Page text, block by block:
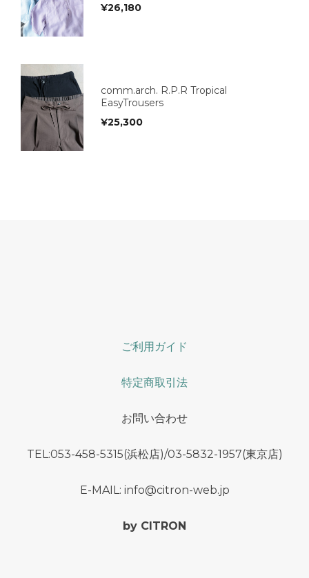
¥26,180
comm.arch. R.P.R Tropical
EasyTrousers
¥25,300
ご利用ガイド
特定商取引法
お問い合わせ
TEL:053-458-5315(浜松店)/03-5832-1957(東京店)
E-MAIL: info@citron-web.jp
by CITRON